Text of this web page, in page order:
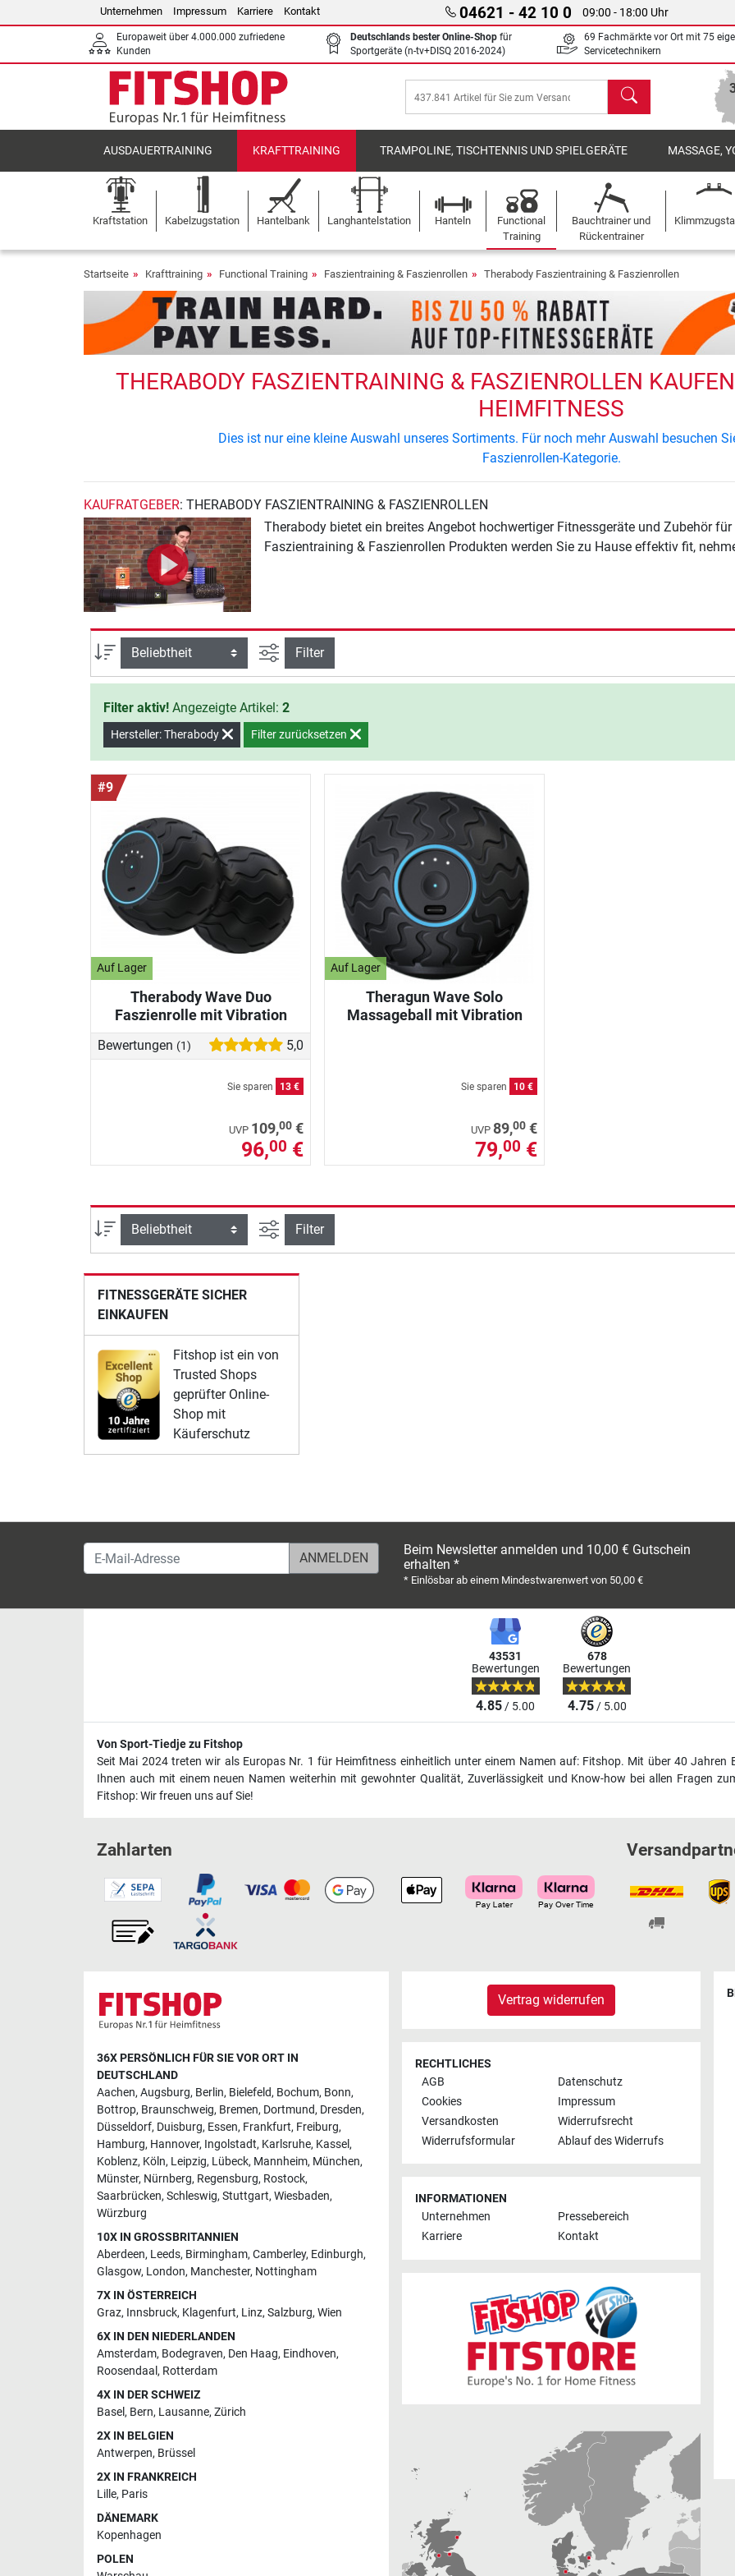
Unternehmen Impressum Karriere Kontakt 04621 - 42 10 0 09:00 - 18:00 Uhr
Europaweit über 4.000.000 zufriedene
Kunden
Deutschlands bester Online-Shop für
Sportgeräte (n-tv+DISQ 2016-2024)
69 Fachmärkte vor Ort mit 75
Servicetechnikern
Suchen
AUSDAUERTRAINING KRAFTTRAINING TRAMPOLINE, TISCHTENNIS UND SPIELGERÄTE MASSAGE,
Kraftstation Kabelzugstation Hantelbank Langhantelstation Hanteln
Functional
Training
Bauchtrainer und
Rückentrainer
Startseite Krafttraining Functional Training Faszientraining & Faszienrollen Therabody Faszientraining & Faszienrollen
THERABODY FASZIENTRAINING & FASZIENROLLEN
HEIMFITNESS
Dies ist nur eine kleine Auswahl unseres Sortiments. Für noch mehr Auswahl besuchen
Faszienrollen-Kategorie.
KAUFRATGEBER: THERABODY FASZIENTRAINING & FASZIENROLLEN
Therabody bietet ein breites Angebot hochwertiger Fitnessgeräte und Zubehör für das Training zu Hause. Mit den Therabody
Faszientraining & Faszienrollen Produkten werden Sie zu Hause effektiv fit,
Sortierung Ansicht filtern
Filter
Filter aktiv! Angezeigte Artikel: 2
Hersteller: Therabody Filter zurücksetzen
#9
Auf Lager
Therabody Wave Duo
Faszienrolle mit Vibration
Bewertungen (1) 5,0
Sie sparen 13 €
UVP 109,00 €
96,00 €
Auf Lager
Theragun Wave Solo
Massageball mit Vibration
Sie sparen 10 €
UVP 89,00 €
79,00 €
Sortierung Ansicht filtern
Filter
FITNESSGERÄTE SICHER
EINKAUFEN
Fitshop ist ein von
Trusted Shops
geprüfter Online-
Shop mit
Käuferschutz
E-Mail-Adresse
Beim Newsletter anmelden und 10,00 € Gutschein
erhalten *
* Einlösbar ab einem Mindestwarenwert von 50,00 €
43531
Bewertungen
4.85/ 5.00
678
Bewertungen
4.75/ 5.00
Von Sport-Tiedje zu Fitshop
Seit Mai 2024 treten wir als Europas Nr. 1 für Heimfitness einheitlich unter einem Namen auf: Fitshop. Mit über 40
Ihnen auch mit einem neuen Namen weiterhin mit gewohnter Qualität, Zuverlässigkeit und Know-how bei allen Fragen
Fitshop: Wir freuen uns auf Sie!
Zahlarten
36X PERSÖNLICH FÜR SIE VOR ORT IN
DEUTSCHLAND
Aachen, Augsburg, Berlin, Bielefeld, Bochum, Bonn,
Bottrop, Braunschweig, Bremen, Dortmund, Dresden,
Düsseldorf, Duisburg, Essen, Frankfurt, Freiburg,
Hamburg, Hannover, Ingolstadt, Karlsruhe, Kassel,
Koblenz, Köln, Leipzig, Lübeck, Mannheim, München,
Münster, Nürnberg, Regensburg, Rostock,
Saarbrücken, Schleswig, Stuttgart, Wiesbaden,
Würzburg
10X IN GROSSBRITANNIEN
Aberdeen, Leeds, Birmingham, Camberley, Edinburgh,
Glasgow, London, Manchester, Nottingham
7X IN ÖSTERREICH
Graz, Innsbruck, Klagenfurt, Linz, Salzburg, Wien
6X IN DEN NIEDERLANDEN
Amsterdam, Bodegraven, Den Haag, Eindhoven,
Roosendaal , Rotterdam
4X IN DER SCHWEIZ
Basel, Bern, Lausanne, Zürich
2X IN BELGIEN
Antwerpen, Brüssel
2X IN FRANKREICH
Lille, Paris
DÄNEMARK
Kopenhagen
POLEN
Vertrag widerrufen
RECHTLICHES
AGB
Datenschutz
Cookies
Impressum
Versandkosten
Widerrufsrecht
Widerrufsformular
Ablauf des Widerrufs
INFORMATIONEN
Unternehmen
Pressebereich
Karriere
Kontakt